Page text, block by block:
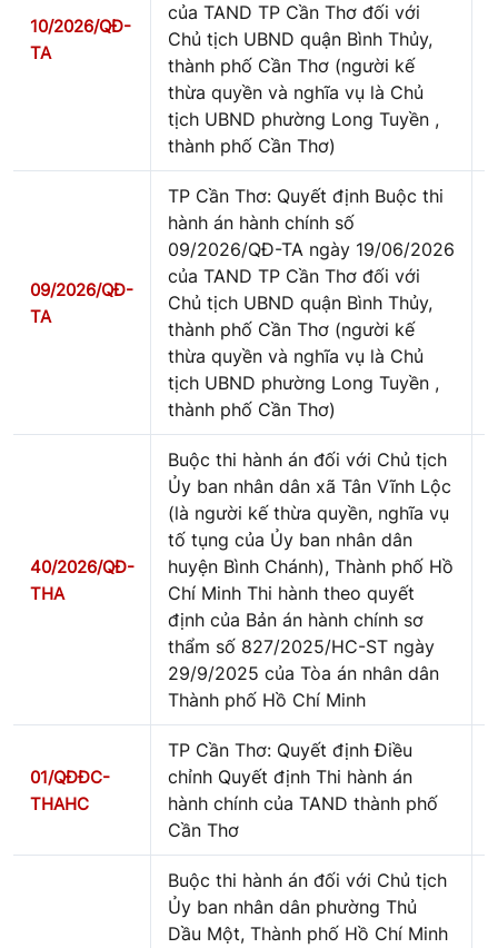
10/2026/QĐ-
TA
của TAND TP Cần Thơ đối với
Chủ tịch UBND quận Bình Thủy,
thành phố Cần Thơ (người kế
thừa quyền và nghĩa vụ là Chủ
tịch UBND phường Long Tuyền ,
thành phố Cần Thơ)
09/2026/QĐ-
TA
TP Cần Thơ: Quyết định Buộc thi
hành án hành chính số
09/2026/QĐ-TA ngày 19/06/2026
của TAND TP Cần Thơ đối với
Chủ tịch UBND quận Bình Thủy,
thành phố Cần Thơ (người kế
thừa quyền và nghĩa vụ là Chủ
tịch UBND phường Long Tuyền ,
thành phố Cần Thơ)
40/2026/QĐ-
THA
Buộc thi hành án đối với Chủ tịch
Ủy ban nhân dân xã Tân Vĩnh Lộc
(là người kế thừa quyền, nghĩa vụ
tố tụng của Ủy ban nhân dân
huyện Bình Chánh), Thành phố Hồ
Chí Minh Thi hành theo quyết
định của Bản án hành chính sơ
thẩm số 827/2025/HC-ST ngày
29/9/2025 của Tòa án nhân dân
Thành phố Hồ Chí Minh
01/QĐĐC-
THAHC
TP Cần Thơ: Quyết định Điều
chỉnh Quyết định Thi hành án
hành chính của TAND thành phố
Cần Thơ
Buộc thi hành án đối với Chủ tịch
Ủy ban nhân dân phường Thủ
Dầu Một, Thành phố Hồ Chí Minh